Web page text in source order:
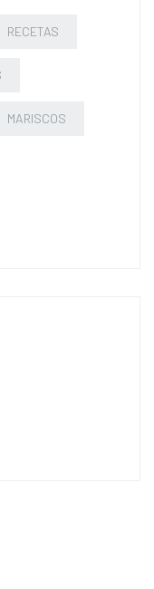
RECETAS
MARISCOS